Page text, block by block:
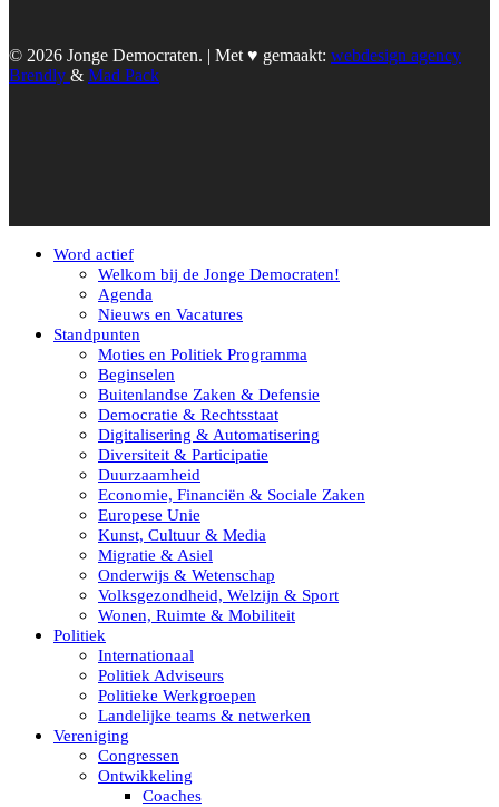
© 2026 Jonge Democraten. | Met ♥︎ gemaakt: webdesign agency
Brendly & Mad Pack
Word actief
Welkom bij de Jonge Democraten!
Agenda
Nieuws en Vacatures
Standpunten
Moties en Politiek Programma
Beginselen
Buitenlandse Zaken & Defensie
Democratie & Rechtsstaat
Digitalisering & Automatisering
Diversiteit & Participatie
Duurzaamheid
Economie, Financiën & Sociale Zaken
Europese Unie
Kunst, Cultuur & Media
Migratie & Asiel
Onderwijs & Wetenschap
Volksgezondheid, Welzijn & Sport
Wonen, Ruimte & Mobiliteit
Politiek
Internationaal
Politiek Adviseurs
Politieke Werkgroepen
Landelijke teams & netwerken
Vereniging
Congressen
Ontwikkeling
Coaches